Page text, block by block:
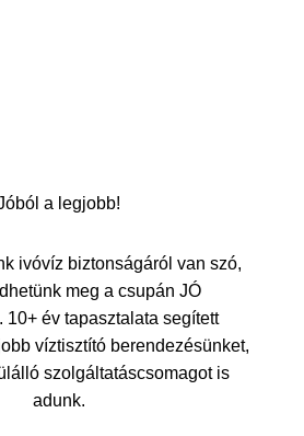
a legjobb!
ivóvíz biztonságáról van szó,
meg a csupán JÓ
10+ év tapasztalata segített
víztisztító berendezésünket,
szolgáltatáscsomagot is
adunk.